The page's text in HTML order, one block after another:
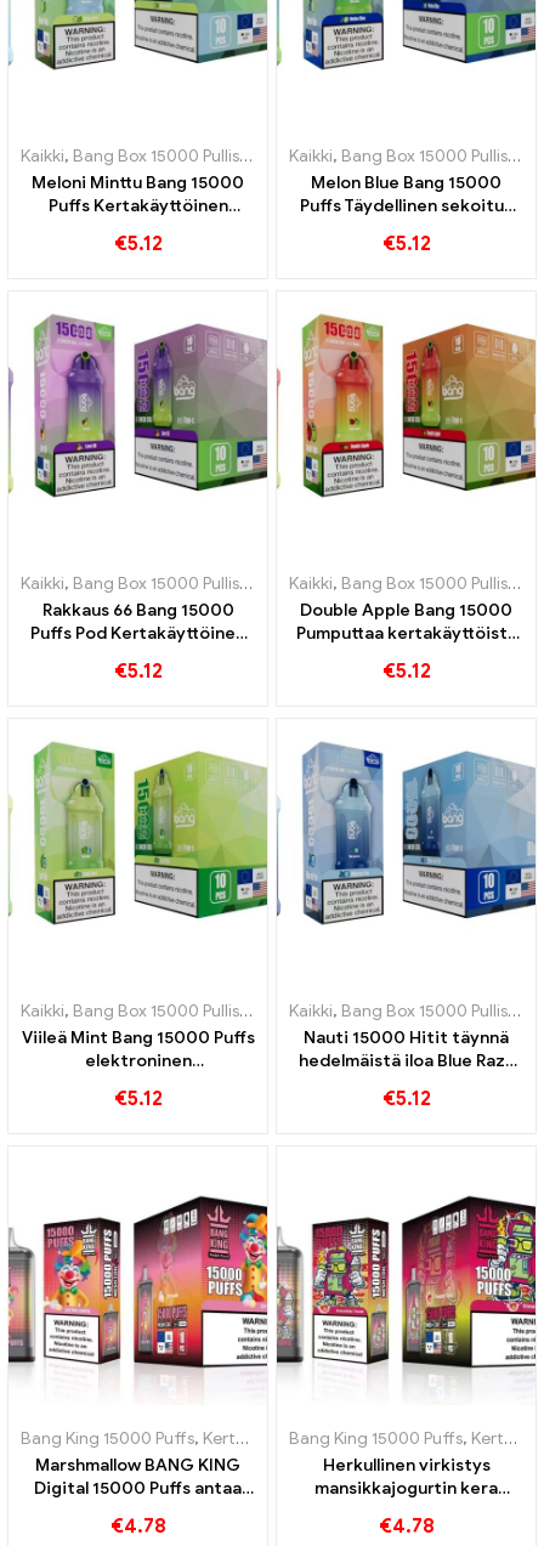
Kaikki, Bang Box 15000 Pullistaa
Kertakäyttöiset e-savukkeet Ruotsi
Meloni Minttu Bang 15000
Puffs Kertakäyttöinen
melonin makeuden mintun
€5.12
Kaikki, Bang Box 15000 Pullistaa
Melon Blue Bang 15000
Puffs Täydellinen sekoitus
€5.12
Kaikki, Bang Box 15000 Pullistaa
Kertakäyttöiset e-savukkeet Ruotsi
Rakkaus 66 Bang 15000
Puffs Pod Kertakäyttöinen
Täydellinen yhdistelmä
€5.12
Kaikki, Bang Box 15000 Pullistaa
Double Apple Bang 15000
Pumputtaa kertakäyttöistä
omenoiden makeutta
€5.12
Kaikki, Bang Box 15000 Pullistaa
Kertakäyttöiset e-savukkeet Ruotsi
Viileä Mint Bang 15000 Puffs
elektroninen
Virkistävä makuelämys
€5.12
Kaikki, Bang Box 15000 Pullistaa
Nauti 15000 Hitit täynnä
hedelmäistä iloa Blue Razz
täydellinen vappereille,
€5.12
Bang King 15000 Puffs, Kertakäyttöiset e-savukkeet Ruotsi ,
Marshmallow BANG KING
Digital 15000 Puffs antaa
makeita vaahtokarkkeja
€4.78
Bang King 15000 Puffs, Kertakäyttöiset e-savukkeet Ruotsi
Herkullinen virkistys
mansikkajogurtin kera
PUFFIT
€4.78